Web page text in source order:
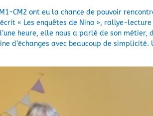
CM2 ont eu la chance de pouvoir
« Les enquêtes de Nino », rallye-
heure, elle nous a parlé de son métier,
d’échanges avec beaucoup de